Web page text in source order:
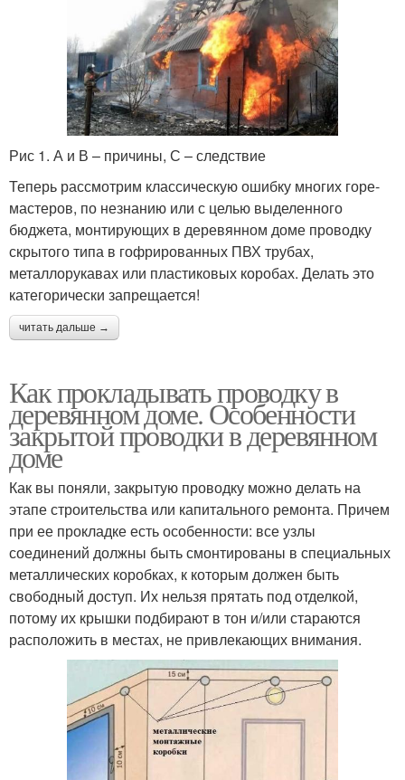
Рис 1. А и В – причины, С – следствие
Теперь рассмотрим классическую ошибку многих горе-
мастеров, по незнанию или с целью выделенного
бюджета, монтирующих в деревянном доме проводку
скрытого типа в гофрированных ПВХ трубах,
металлорукавах или пластиковых коробах. Делать это
категорически запрещается!
читать дальше →
Как прокладывать проводку в
деревянном доме. Особенности
закрытой проводки в деревянном
доме
Как вы поняли, закрытую проводку можно делать на
этапе строительства или капитального ремонта. Причем
при ее прокладке есть особенности: все узлы
соединений должны быть смонтированы в специальных
металлических коробках, к которым должен быть
свободный доступ. Их нельзя прятать под отделкой,
потому их крышки подбирают в тон и/или стараются
расположить в местах, не привлекающих внимания.